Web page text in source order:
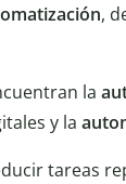
,
la
y la
tareas